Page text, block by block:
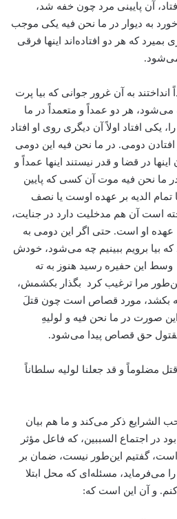
آن پایینی مرد چون خفه شد،
خورد به دیوار در ما نحن فیه یکی موجب
بمیرد که هر دو افتاده‌اند اینها فرقی
به آن غرور جوانی که بیا پرت
می‌شود، هر دو عمداً‌ و متعمداً در ما
یکی افتاد اولاً آن دیگری روی او افتاد
افتادن دومی. در ما نحن فیه این دومی
در قضا و قدر نیستند اینها عمداً و
در ما نحن فیه موت آن کسی که پایین
الدیه بر عهده اوست یا نصف
است آن هم مدخلیت دارد در جنایت،
عهده او است. حتی اگر این دومی به
که بیا برویم ببینیم چه می‌شود، خودش
وسط این حفیره رسید هنوز به ته
مرا ترغیب کرد بگذار بکشمش،
که بکشد، مورد قصاص است چون قتلَ
صورت در ما نحن فیه و لولیهِ
حق قصاص پیدا می‌شود.
مضلوماً و قد جعلنا لولیه سلطاناً
الشرایع ذکر می‌کند و ما هم بیان
در اجتماع السببین، که فاعل مؤثر
گفتیم این‌طور نیست، ضمان بر
می‌فرماید، مسئله‌ای که محل ابتلا
و آن این است که: